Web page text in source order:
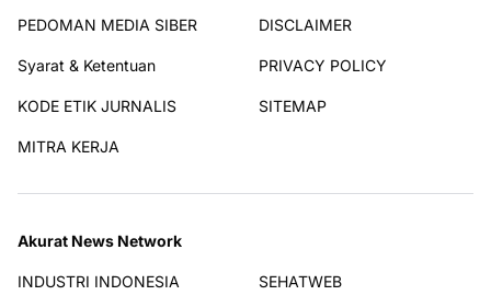
PEDOMAN MEDIA SIBER DISCLAIMER
Syarat & Ketentuan PRIVACY POLICY
KODE ETIK JURNALIS SITEMAP
MITRA KERJA
Akurat News Network
INDUSTRI INDONESIA SEHATWEB